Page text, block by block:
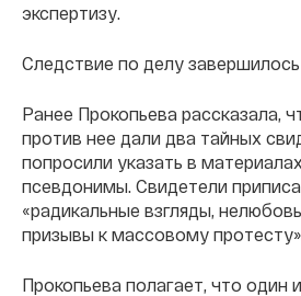
экспертизу.
Следствие по делу завершилось
Ранее Прокопьева рассказала,
против нее дали два тайных
попросили указать в
псевдонимы. Свидетели
«радикальные взгляды,
призывы к массовому
Прокопьева полагает, что один